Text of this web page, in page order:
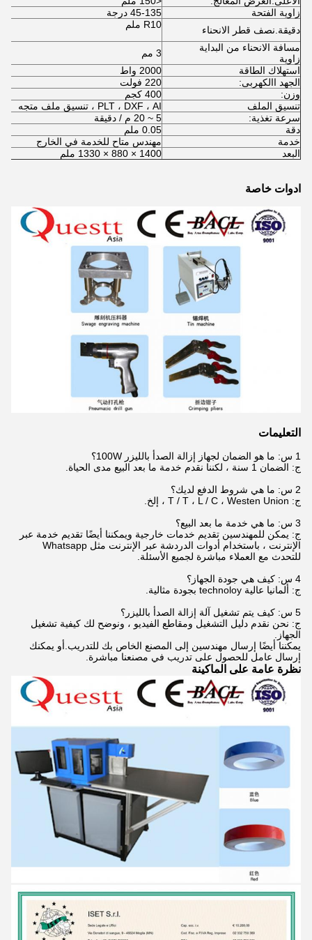
زاوية الفتحة
45-135 درجة
دقيقة.نصف قطر الانحناء
R10 ملم
مسافة الانحناء من البداية
زاوية
3 مم
استهلاك الطاقة
2000 واط
الجهد االكهربى:
220 فولت
وزن:
400 كجم
تنسيق الملف
PLT ، DXF ، AI ، تنسيق ملف متجه
سرعة تغذية:
5 ~ 20 م / دقيقة
دقة
0.05 ملم
خدمة
مهندس متاح للخدمة في الخارج
البعد
1400 × 880 × 1330 ملم
ادوات خاصة
التعليمات
1 س: ما هو الضمان لجهاز إزالة الصدأ بالليزر 100W؟
ج: الضمان 1 سنة ، لكننا نقدم خدمة ما بعد البيع مدى الحياة.
2 س: ما هي شروط الدفع لديك؟
ج: T / T ، L / C ، Westen Union ، إلخ.
3 س: ما هي خدمة ما بعد البيع؟
ج: يمكن للمهندسين تقديم خدمات خارجية ويمكننا أيضًا تقديم خدمة عبر
الإنترنت ، باستخدام أدوات الدردشة عبر الإنترنت مثل Whatsapp
للتحدث مع العملاء مباشرة لجميع الأسئلة.
4 س: كيف هي جودة الجهاز؟
ج: ألمانيا عالية technoloy بجودة مثالية.
5 س: كيف يتم تشغيل آلة إزالة الصدأ بالليزر؟
ج: نحن نقدم دليل التشغيل ومقاطع الفيديو ، ونوضح لك كيفية تشغيل
الجهاز.
يمكننا أيضًا إرسال مهندسين إلى المصنع الخاص بك للتدريب.أو يمكنك
إرسال عامل للحصول على تدريب في مصنعنا مباشرة.
نظرة عامة على الماكينة